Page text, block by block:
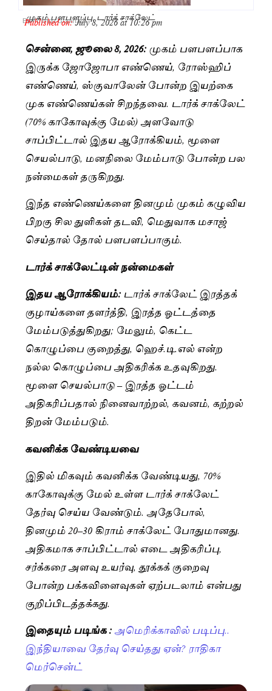
முகம் பளபளப்பு, டார்க் சாக்லேட்
ByPushpa Gopinath
Published on:July 8, 2026 at 10:26 pm
சென்னை, ஜூலை 8, 2026:முகம் பளபளப்பாக
இருக்க ஜோஜோபா எண்ணெய், ரோஸ்ஹிப்
எண்ணெய், ஸ்குவாலேன் போன்ற இயற்கை
முக எண்ணெய்கள் சிறந்தவை. டார்க் சாக்லேட்
(70% காகோவுக்கு மேல்) அளவோடு
சாப்பிட்டால் இதய ஆரோக்கியம், மூளை
செயல்பாடு, மனநிலை மேம்பாடு போன்ற பல
நன்மைகள் தருகிறது.
இந்த எண்ணெய்களை தினமும் முகம் கழுவிய
பிறகு சில துளிகள் தடவி, மெதுவாக மசாஜ்
செய்தால் தோல் பளபளப்பாகும்.
டார்க் சாக்லேட்டின் நன்மைகள்
இதய ஆரோக்கியம்:டார்க் சாக்லேட் இரத்தக்
குழாய்களை தளர்த்தி, இரத்த ஓட்டத்தை
மேம்படுத்துகிறது; மேலும், கெட்ட
கொழுப்பை குறைத்து, ஹெச்.டி.எல் என்ற
நல்ல கொழுப்பை அதிகரிக்க உதவுகிறது.
மூளை செயல்பாடு – இரத்த ஓட்டம்
அதிகரிப்பதால் நினைவாற்றல், கவனம், கற்றல்
திறன் மேம்படும்.
கவனிக்க வேண்டியவை
இதில் மிகவும் கவனிக்க வேண்டியது, 70%
காகோவுக்கு மேல் உள்ள டார்க் சாக்லேட்
தேர்வு செய்ய வேண்டும். அதேபோல்,
தினமும் 20–30 கிராம் சாக்லேட் போதுமானது.
அதிகமாக சாப்பிட்டால் எடை அதிகரிப்பு,
சர்க்கரை அளவு உயர்வு, தூக்கக் குறைவு
போன்ற பக்கவிளைவுகள் ஏற்படலாம் என்பது
குறிப்பிடத்தக்கது.
இதையும் படிங்க :அமெரிக்காவில் படிப்பு..
இந்தியாவை தேர்வு செய்தது ஏன்? ராதிகா
மெர்சென்ட்